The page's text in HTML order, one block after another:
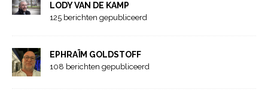
LODY VAN DE KAMP
125 berichten gepubliceerd
EPHRAÏM GOLDSTOFF
108 berichten gepubliceerd